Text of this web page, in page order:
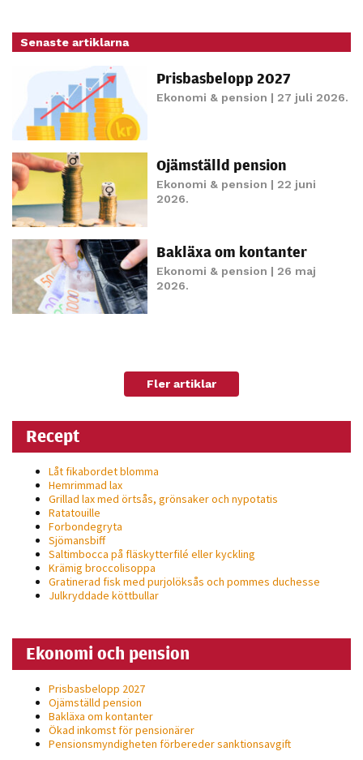
Senaste artiklarna
Prisbasbelopp 2027
Ekonomi & pension | 27 juli 2026.
Ojämställd pension
Ekonomi & pension | 22 juni
2026.
Bakläxa om kontanter
Ekonomi & pension | 26 maj
2026.
Fler artiklar
Recept
Låt fikabordet blomma
Hemrimmad lax
Grillad lax med örtsås, grönsaker och nypotatis
Ratatouille
Forbondegryta
Sjömansbiff
Saltimbocca på fläsk­ytterfilé eller kyckling
Krämig broccolisoppa
Gratinerad fisk med purjolöksås och pommes duchesse
Julkryddade köttbullar
Ekonomi och pension
Prisbasbelopp 2027
Ojämställd pension
Bakläxa om kontanter
Ökad inkomst för pensionärer
Pensionsmyndigheten förbereder sanktionsavgift